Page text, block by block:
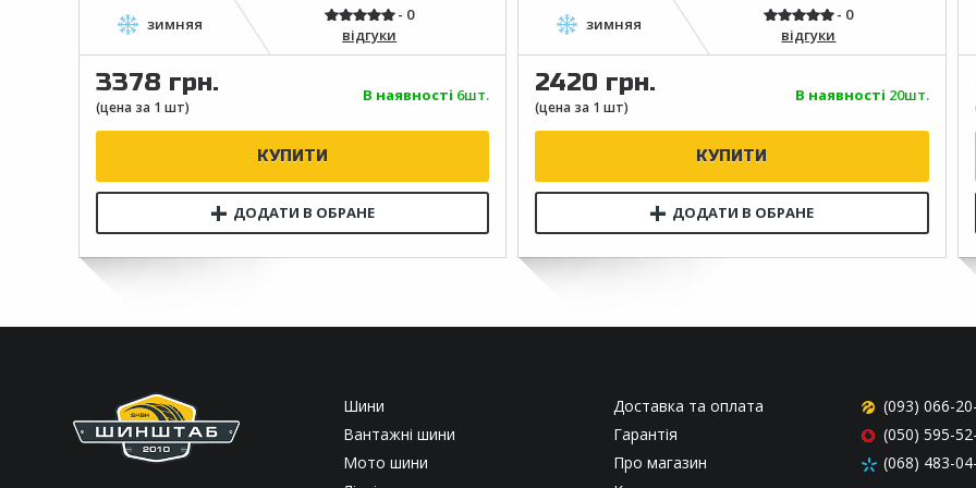
відгуки
3378 грн. В наявності 6шт.
відгуки
2420 грн. В наявності 20шт.
Шини
Вантажні шини
Мото шини
Доставка та оплата
Гарантія
Про магазин
(093) 066-
(050) 595-
(068) 483-